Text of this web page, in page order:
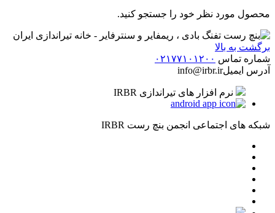
محصول مورد نظر خود را جستجو کنید.
برگشت به بالا
شماره تماس ۰۲۱۷۷۱۰۱۲۰۰
آدرس ایمیلinfo@irbr.ir
نرم افزار های تیراندازی IRBR
شبکه های اجتماعی انجمن بنچ رست IRBR